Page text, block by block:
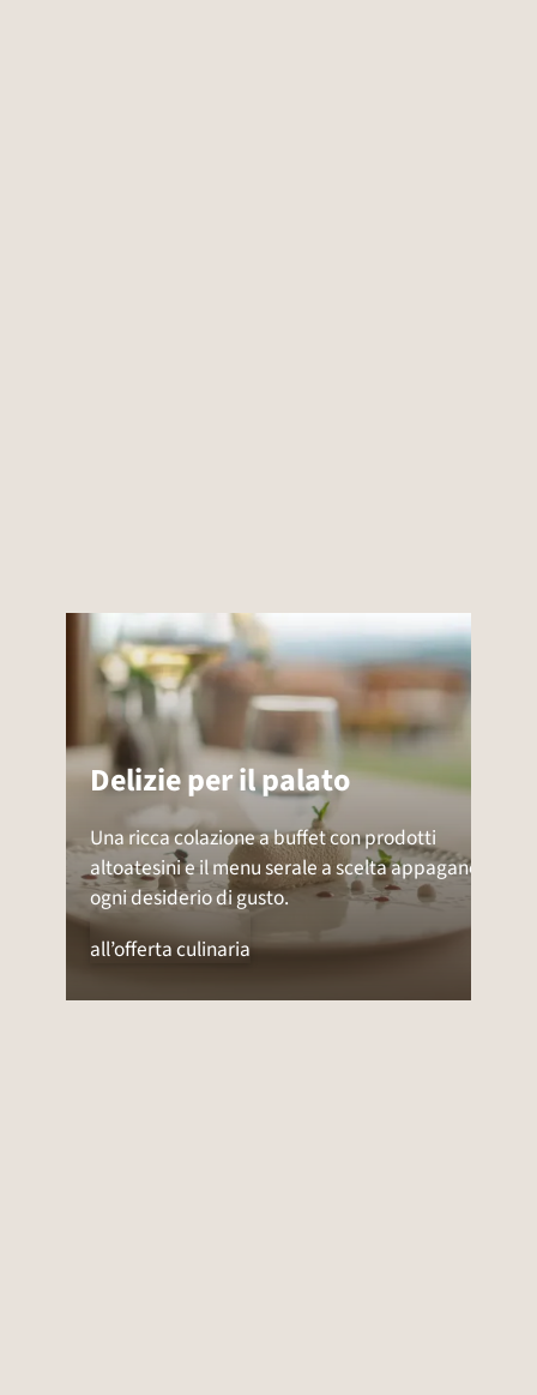
Delizie per il palato
Una ricca colazione a buffet con prodotti
altoatesini e il menu serale a scelta appagano
ogni desiderio di gusto.
all’offerta culinaria